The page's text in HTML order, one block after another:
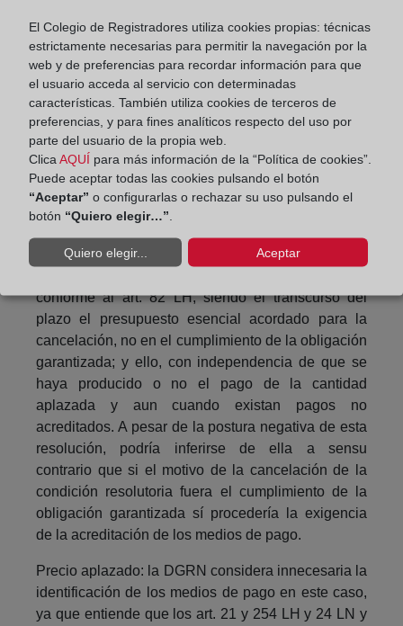
auditores y otros profesionales del sector jurídico.
Cancelaciones de condición resolutoria: lo dicho
sobre las cancelaciones de hipoteca es aplicable a
las cancelaciones de condición resolutoria por
pago de la obligación garantida. No obstante, la
Res. DGRN de 25 de julio de 2019 niega la
necesidad de identificación de los medios de pago
en la cancelación de la condición resolutoria por
caducidad convenida, por no ser un acto o contrato
derecho de garantía por caducidad convenida que
conforme al art. 82 LH, siendo el transcurso del
plazo el presupuesto esencial acordado para la
cancelación, no en el cumplimiento de la obligación
garantizada; y ello, con independencia de que se
haya producido o no el pago de la cantidad
aplazada y aun cuando existan pagos no
acreditados. A pesar de la postura negativa de esta
resolución, podría inferirse de ella a sensu
contrario que si el motivo de la cancelación de la
condición resolutoria fuera el cumplimiento de la
obligación garantizada sí procedería la exigencia
de la acreditación de los medios de pago.
Precio aplazado: la DGRN considera innecesaria la
identificación de los medios de pago en este caso,
ya que entiende que los art. 21 y 254 LH y 24 LN y
El Colegio de Registradores utiliza cookies propias: técnicas
estrictamente necesarias para permitir la navegación por la
web y de preferencias para recordar información para que
el usuario acceda al servicio con determinadas
características. También utiliza cookies de terceros de
preferencias, y para fines analíticos respecto del uso por
parte del usuario de la propia web.
Clica AQUÍ para más información de la “Política de cookies”.
Puede aceptar todas las cookies pulsando el botón
“Aceptar” o configurarlas o rechazar su uso pulsando el
botón “Quiero elegir…”
Quiero elegir... Aceptar